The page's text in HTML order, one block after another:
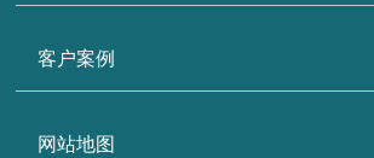
客户案例
网站地图